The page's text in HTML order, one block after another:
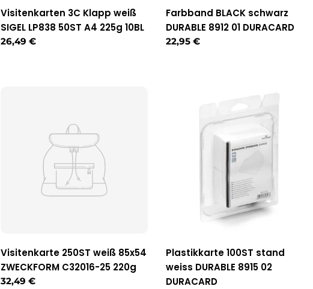
Visitenkarten 3C Klapp weiß
SIGEL LP838 50ST A4 225g 10BL
Regulärer
26,49 €
Farbband BLACK schwarz
DURABLE 8912 01 DURACARD
Regulärer
22,95 €
Visitenkarte 250ST weiß 85x54
ZWECKFORM C32016-25 220g
Regulärer
32,49 €
Plastikkarte 100ST stand
weiss DURABLE 8915 02
DURACARD